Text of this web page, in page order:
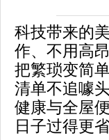
科技带来的
作、不用高
把繁琐变简
清单不追噱
健康与全屋
日子过得更